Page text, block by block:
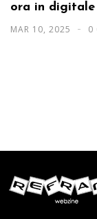
ora in digitale
MAR 10, 2025 0